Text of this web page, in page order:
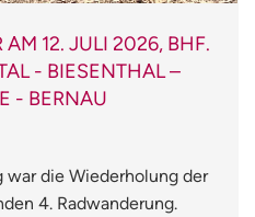
AM 12. JULI 2026, BHF.
- BIESENTHAL –
- BERNAU
war die Wiederholung der
4. Radwanderung.